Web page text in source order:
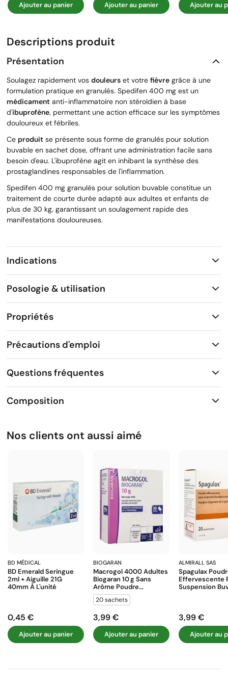
Ajouter au panier Ajouter au panier Ajouter au
Descriptions produit
Présentation
Soulagez rapidement vos douleurs et votre fièvre grâce à une
formulation pratique en granulés. Spedifen 400 mg est un
médicament anti-inflammatoire non stéroïdien à base
d'ibuprofène, permettant une action efficace sur les symptômes
douloureux et fébriles.
Ce produit se présente sous forme de granulés pour solution
buvable en sachet dose, offrant une administration facile sans
besoin d'eau. L'ibuprofène agit en inhibant la synthèse des
prostaglandines responsables de l'inflammation.
Spedifen 400 mg granulés pour solution buvable constitue un
traitement de courte durée adapté aux adultes et enfants de
plus de 30 kg, garantissant un soulagement rapide des
manifestations douloureuses.
Indications
Posologie & utilisation
Propriétés
Précautions d'emploi
Questions fréquentes
Composition
Nos clients ont aussi aimé
BD MÉDICAL
BD Emerald Seringue
2ml + Aiguille 21G
40mm À L'unité
Prix
0,45 €
Ajouter au panier
BIOGARAN
Macrogol 4000 Adultes
Biogaran 10 G Sans
Arôme Poudre...
20 sachets
Prix
3,99 €
Ajouter au panier
ALMIRALL SAS
Spagulax
Effervescente
Suspension
Prix
3,99 €
Ajouter au